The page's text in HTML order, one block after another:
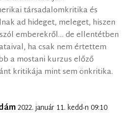
társadalomkritika és
ad hideget, meleget, hiszen
emberekről… de ellentétben
ha csak nem értettem
a mostani kurzus előző
kritikája mint sem önkritika.
2022. január 11. kedd-n 09:10